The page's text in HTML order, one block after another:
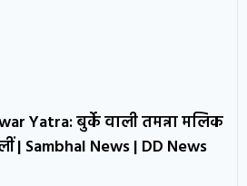
Yatra: बुर्के वाली तमन्ना मलिक
| Sambhal News | DD News